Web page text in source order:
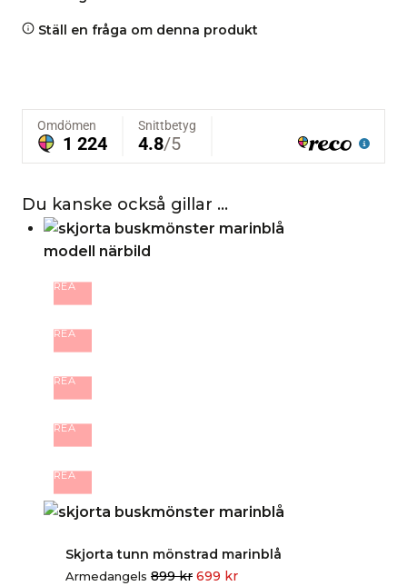
Ställ en fråga om denna produkt
Du kanske också gillar …
REA
REA
REA
REA
REA
Skjorta tunn mönstrad marinblå
Armedangels 899kr 699 kr